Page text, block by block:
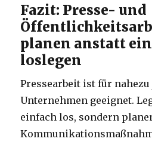
Fazit: Presse- und
planen anstatt
loslegen
Pressearbeit ist für nahezu
Unternehmen geeignet.
einfach los, sondern